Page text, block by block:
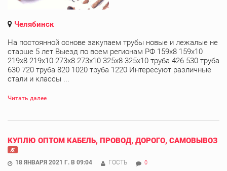
Челябинск
На постоянной основе закупаем трубы новые и лежалые не
старше 5 лет Выезд по всем регионам РФ 159х8 159х10
219х8 219х10 273х8 273х10 325х8 325х10 труба 426 530 труба
630 720 труба 820 1020 труба 1220 Интересуют различные
стали и классы ...
Читать далее
КУПЛЮ ОПТОМ КАБЕЛЬ, ПРОВОД, ДОРОГО, САМОВЫВОЗ
18 ЯНВАРЯ 2021 Г. В 09:04 ГОСТЬ 0